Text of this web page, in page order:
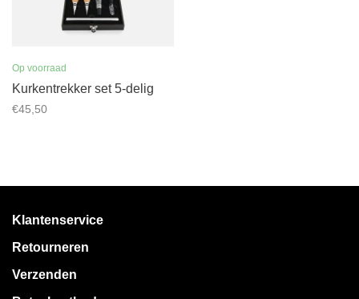
Op voorraad
Kurkentrekker set 5-delig
€45,50
Klantenservice
Retourneren
Verzenden